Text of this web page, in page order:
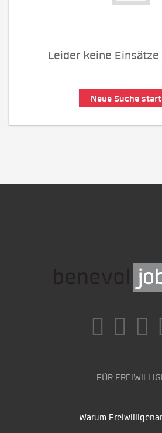
Leider keine
Neue Suche
FÜR
Warum